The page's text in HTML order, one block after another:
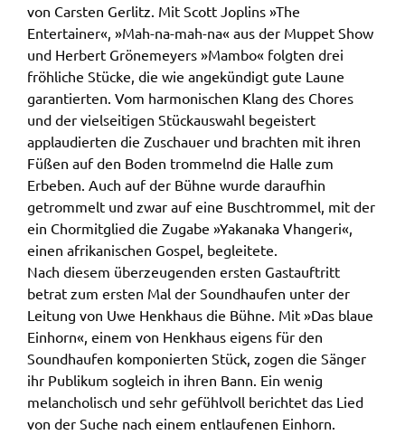
von Carsten Gerlitz. Mit Scott Joplins »The
Entertainer«, »Mah-na-mah-na« aus der Muppet Show
und Herbert Grönemeyers »Mambo« folgten drei
fröhliche Stücke, die wie angekündigt gute Laune
garantierten. Vom harmonischen Klang des Chores
und der vielseitigen Stückauswahl begeistert
applaudierten die Zuschauer und brachten mit ihren
Füßen auf den Boden trommelnd die Halle zum
Erbeben. Auch auf der Bühne wurde daraufhin
getrommelt und zwar auf eine Buschtrommel, mit der
ein Chormitglied die Zugabe »Yakanaka Vhangeri«,
einen afrikanischen Gospel, begleitete.
Nach diesem überzeugenden ersten Gastauftritt
betrat zum ersten Mal der Soundhaufen unter der
Leitung von Uwe Henkhaus die Bühne. Mit »Das blaue
Einhorn«, einem von Henkhaus eigens für den
Soundhaufen komponierten Stück, zogen die Sänger
ihr Publikum sogleich in ihren Bann. Ein wenig
melancholisch und sehr gefühlvoll berichtet das Lied
von der Suche nach einem entlaufenen Einhorn.